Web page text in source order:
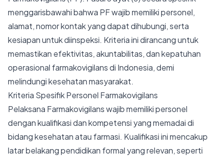
menggarisbawahi bahwa PF wajib memiliki personel,
alamat, nomor kontak yang dapat dihubungi, serta
kesiapan untuk diinspeksi. Kriteria ini dirancang untuk
memastikan efektivitas, akuntabilitas, dan kepatuhan
operasional farmakovigilans di Indonesia, demi
melindungi kesehatan masyarakat.
Kriteria Spesifik Personel Farmakovigilans
Pelaksana Farmakovigilans wajib memiliki personel
dengan kualifikasi dan kompetensi yang memadai di
bidang kesehatan atau farmasi. Kualifikasi ini mencakup
latar belakang pendidikan formal yang relevan, seperti